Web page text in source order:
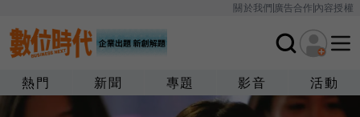
關於我們廣告合作內容授權
熱門 新聞 專題 影音 活動